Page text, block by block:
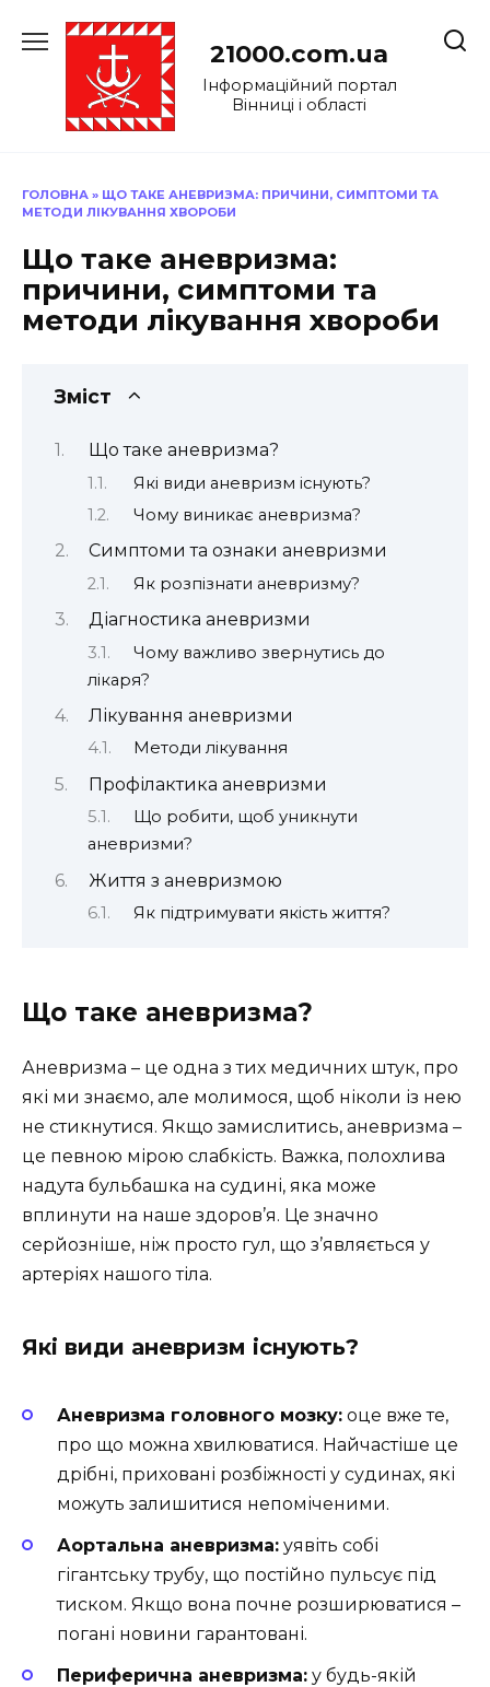
до
21000.com.ua
Інформаційний портал
Вінниці і області
ГОЛОВНА » ЩО ТАКЕ АНЕВРИЗМА: ПРИЧИНИ, СИМПТОМИ ТА
МЕТОДИ ЛІКУВАННЯ ХВОРОБИ
Що таке аневризма:
причини, симптоми та
методи лікування хвороби
Зміст
Що таке аневризма?
Які види аневризм існують?
Чому виникає аневризма?
Симптоми та ознаки аневризми
Як розпізнати аневризму?
Діагностика аневризми
Чому важливо звернутись до
лікаря?
Лікування аневризми
Методи лікування
Профілактика аневризми
Що робити, щоб уникнути
аневризми?
Життя з аневризмою
Як підтримувати якість життя?
Що таке аневризма?
Аневризма – це одна з тих медичних штук, про
які ми знаємо, але молимося, щоб ніколи із нею
не стикнутися. Якщо замислитись, аневризма –
це певною мірою слабкість. Важка, полохлива
надута бульбашка на судині, яка може
вплинути на наше здоров’я. Це значно
серйозніше, ніж просто гул, що з’являється у
артеріях нашого тіла.
Які види аневризм існують?
Аневризма головного мозку: оце вже те,
про що можна хвилюватися. Найчастіше це
дрібні, приховані розбіжності у судинах, які
можуть залишитися непоміченими.
Аортальна аневризма: уявіть собі
гігантську трубу, що постійно пульсує під
тиском. Якщо вона почне розширюватися –
погані новини гарантовані.
Периферична аневризма: у будь-якій